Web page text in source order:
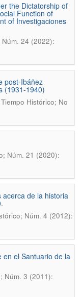
the Dictatorship of
Function of
of Investigaciones
24 (2022):
post-Ibáñez
(1931-1940)
Tiempo Histórico; No
Núm. 21 (2020):
de la historia
Núm. 4 (2012):
en el Santuario de la
Núm. 3 (2011):